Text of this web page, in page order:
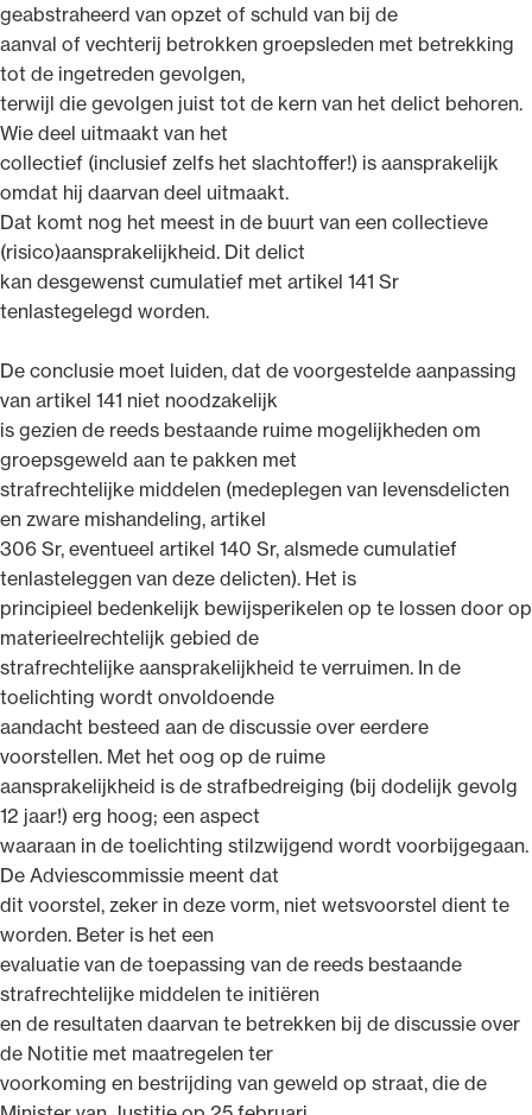
geabstraheerd van opzet of schuld van bij de
aanval of vechterij betrokken groepsleden met betrekking
tot de ingetreden gevolgen,
terwijl die gevolgen juist tot de kern van het delict behoren.
Wie deel uitmaakt van het
collectief (inclusief zelfs het slachtoffer!) is aansprakelijk
omdat hij daarvan deel uitmaakt.
Dat komt nog het meest in de buurt van een collectieve
(risico)aansprakelijkheid. Dit delict
kan desgewenst cumulatief met artikel 141 Sr
tenlastegelegd worden.
De conclusie moet luiden, dat de voorgestelde aanpassing
van artikel 141 niet noodzakelijk
is gezien de reeds bestaande ruime mogelijkheden om
groepsgeweld aan te pakken met
strafrechtelijke middelen (medeplegen van levensdelicten
en zware mishandeling, artikel
306 Sr, eventueel artikel 140 Sr, alsmede cumulatief
tenlasteleggen van deze delicten). Het is
principieel bedenkelijk bewijsperikelen op te lossen door op
materieelrechtelijk gebied de
strafrechtelijke aansprakelijkheid te verruimen. In de
toelichting wordt onvoldoende
aandacht besteed aan de discussie over eerdere
voorstellen. Met het oog op de ruime
aansprakelijkheid is de strafbedreiging (bij dodelijk gevolg
12 jaar!) erg hoog; een aspect
waaraan in de toelichting stilzwijgend wordt voorbijgegaan.
De Adviescommissie meent dat
dit voorstel, zeker in deze vorm, niet wetsvoorstel dient te
worden. Beter is het een
evaluatie van de toepassing van de reeds bestaande
strafrechtelijke middelen te initiëren
en de resultaten daarvan te betrekken bij de discussie over
de Notitie met maatregelen ter
voorkoming en bestrijding van geweld op straat, die de